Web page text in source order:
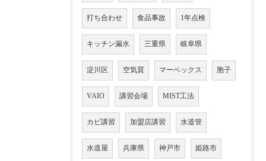
打ち合わせ 食品事故 1年点検
キッチン漏水 三重県 岐阜県
淀川区 空気質 マーベックス 胞子
VAIO 講習会場 MIST工法
カビ講習 加盟店講習 水道管
水道屋 兵庫県 神戸市 姫路市